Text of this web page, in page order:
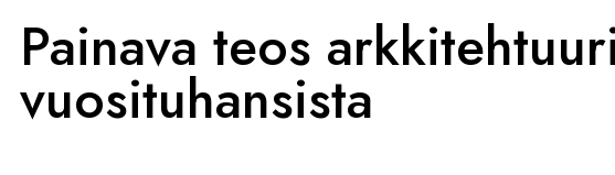
Painava teos
vuosituhansista